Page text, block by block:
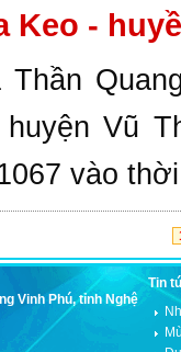
Keo -
Thần
huyện Vũ
vào
Vinh Phú, tỉnh Nghệ
Tin